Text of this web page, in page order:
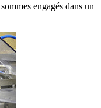
engagés dans un